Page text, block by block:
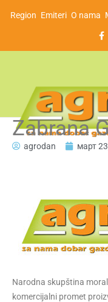
Region Emiteri O nama
Zabrana
agrodan март
Narodna skupština
komercijalni promet